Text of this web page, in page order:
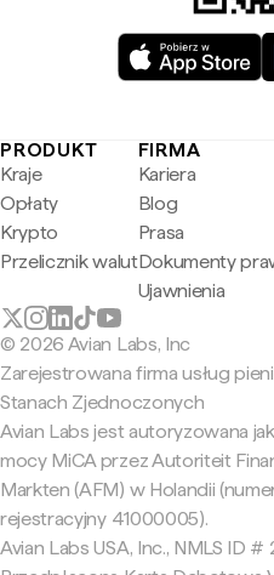
PRODUKT
Kraje
Opłaty
Krypto
Przelicznik walut
FIRMA
Kariera
Blog
Prasa
Dokumenty
Ujawnienia
© 2026 Avian Labs, Inc
Zarejestrowana firma usług
Stanach Zjednoczonych
Avian Labs jest autoryzowana
mocy MiCA przez Autoriteit
Markten (AFM) w Holandii
rejestracyjny 41000005).
Avian Labs USA, Inc., NMLS ID